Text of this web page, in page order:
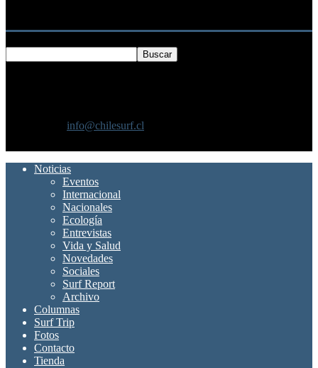
info@chilesurf.cl
Noticias
Eventos
Internacional
Nacionales
Ecología
Entrevistas
Vida y Salud
Novedades
Sociales
Surf Report
Archivo
Columnas
Surf Trip
Fotos
Contacto
Tienda